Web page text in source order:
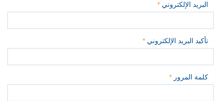
البريد الإلكتروني *
تأكيد البريد الإلكتروني *
كلمة المرور *